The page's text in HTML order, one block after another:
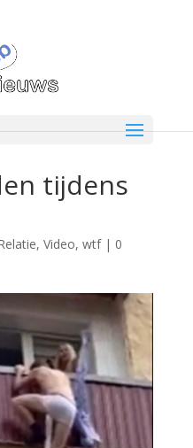
tijdens
, Video, wtf| 0